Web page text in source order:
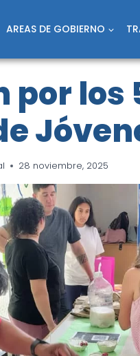
AREAS DE GOBIERNO
los
28 noviembre, 2025